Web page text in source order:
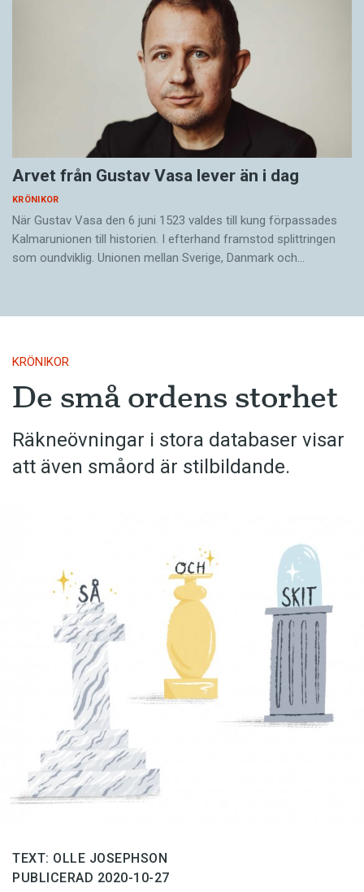
Arvet från Gustav Vasa lever än i dag
KRÖNIKOR
När Gustav Vasa den 6 juni 1523 ­valdes till kung förpassades
Kalmar­unionen till historien. I efterhand framstod splittringen
som ound­viklig. ­Unionen ­mellan Sverige, Danmark och…
KRÖNIKOR
De små ordens storhet
Räkneövningar i stora databaser visar
att även småord är stilbildande.
TEXT: OLLE JOSEPHSON
PUBLICERAD 2020-10-27